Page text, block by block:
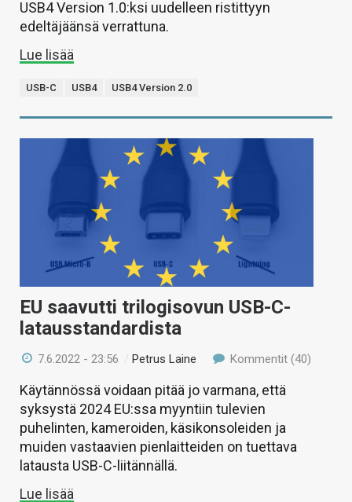
USB4 Version 1.0:ksi uudelleen ristittyyn
edeltäjäänsä verrattuna.
Lue lisää
USB-C USB4 USB4 Version 2.0
EU saavutti trilogisovun USB-C-
latausstandardista
7.6.2022 - 23:56 /Petrus Laine Kommentit (40)
Käytännössä voidaan pitää jo varmana, että
syksystä 2024 EU:ssa myyntiin tulevien
puhelinten, kameroiden, käsikonsoleiden ja
muiden vastaavien pienlaitteiden on tuettava
latausta USB-C-liitännällä.
Lue lisää